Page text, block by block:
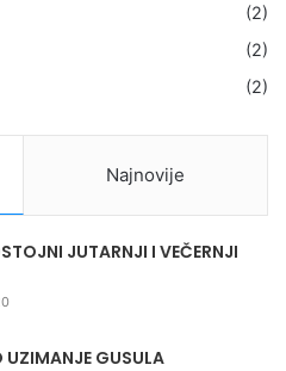
(2)
(2)
(2)
Najnovije
JUTARNJI I VEČERNJI
UZIMANJE GUSULA